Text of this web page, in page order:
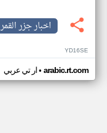
اخبار جزر القمر
YD16SE
ار تي عربي• arabic.rt.com